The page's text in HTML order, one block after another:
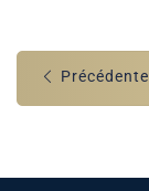
Précédente